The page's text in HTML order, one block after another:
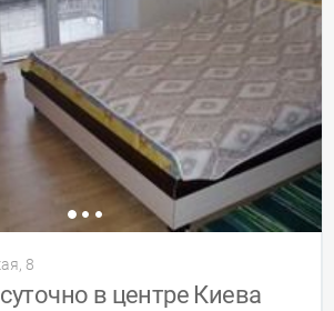
8
в центре Киева